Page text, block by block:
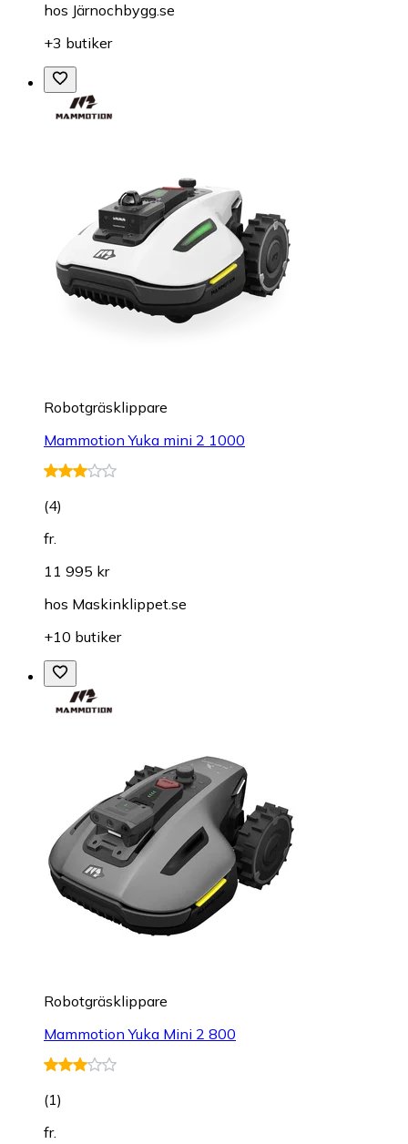
hos Järnochbygg.se
+3 butiker
Robotgräsklippare
Mammotion Yuka mini 2 1000
(4)
fr.
11 995 kr
hos Maskinklippet.se
+10 butiker
Robotgräsklippare
Mammotion Yuka Mini 2 800
(1)
fr.